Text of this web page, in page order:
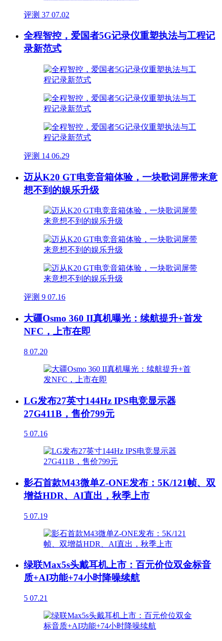
评测 37 07.02
全程智控，爱国者5G记录仪重塑执法与工程记
录新范式
评测 14 06.29
迈从K20 GT电竞音箱体验，一块歌词屏带来意
想不到的娱乐升级
评测 9 07.16
大疆Osmo 360 II真机曝光：续航提升+首发
NFC，上市在即
8 07.20
LG发布27英寸144Hz IPS电竞显示器
27G411B，售价799元
5 07.16
影石首款M43微单Z-ONE发布：5K/121帧、双
增益HDR、AI直出，秋季上市
5 07.19
绿联Max5s头戴耳机上市：百元价位双金标音
质+AI功能+74小时降噪续航
5 07.21